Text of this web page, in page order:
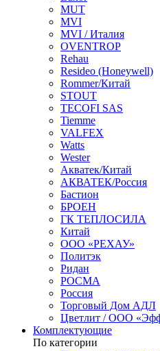
MUT
MVI
MVI / Италия
OVENTROP
Rehau
Resideo (Honeywell)
Rommer/Китай
STOUT
TECOFI SAS
Tiemme
VALFEX
Watts
Wester
Акватек/Китай
АКВАТЕК/Россия
Бастион
БРОЕН
ГК ТЕПЛОСИЛА
Китай
ООО «РЕХАУ»
Политэк
Ридан
РОСМА
Россия
Торговый Дом АДЛ
Цветлит / ООО
Комплектующие
По категории